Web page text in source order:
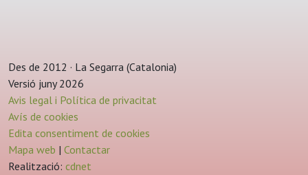
Des de 2012 · La Segarra (Catalonia)
Versió juny 2026
Avis legal i Política de privacitat
Avís de cookies
Edita consentiment de cookies
Mapa web | Contactar
Realització: cdnet